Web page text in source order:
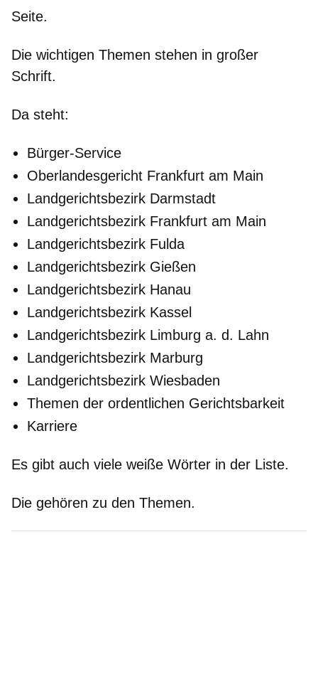
Seite.
Die wichtigen Themen stehen in großer
Schrift.
Da steht:
Bürger-Service
Oberlandesgericht Frankfurt am Main
Landgerichtsbezirk Darmstadt
Landgerichtsbezirk Frankfurt am Main
Landgerichtsbezirk Fulda
Landgerichtsbezirk Gießen
Landgerichtsbezirk Hanau
Landgerichtsbezirk Kassel
Landgerichtsbezirk Limburg a. d. Lahn
Landgerichtsbezirk Marburg
Landgerichtsbezirk Wiesbaden
Themen der ordentlichen Gerichtsbarkeit
Karriere
Es gibt auch viele weiße Wörter in der Liste.
Die gehören zu den Themen.